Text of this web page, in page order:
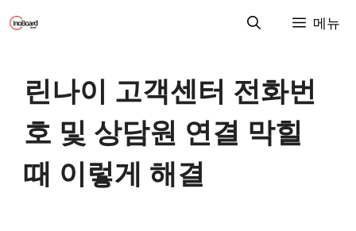
텐
메뉴
린나이 고객센터 전화번
호 및 상담원 연결 막힐
때 이렇게 해결